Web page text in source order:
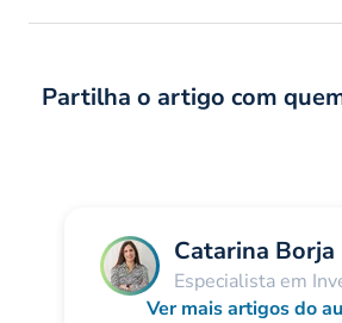
Partilha o artigo com
Catarina Borja
Especialista em
Ver mais artigos do